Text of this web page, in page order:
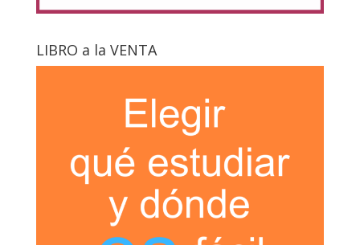
LIBRO a la VENTA